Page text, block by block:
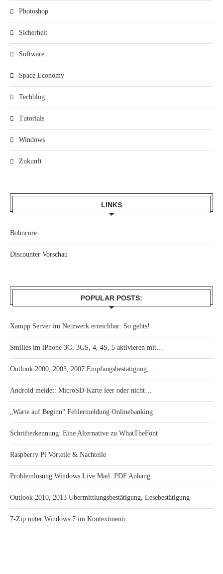
Photoshop
Sicherheit
Software
Space Economy
Techblog
Tutorials
Windows
Zukunft
LINKS
Bohncore
Discounter Vorschau
POPULAR POSTS:
Xampp Server im Netzwerk erreichbar: So gehts!
Smilies im iPhone 3G, 3GS, 4, 4S, 5 aktivieren mit…
Outlook 2000, 2003, 2007 Empfangsbestätigung,…
Android meldet: MicroSD-Karte leer oder nicht…
„Warte auf Beginn“ Fehlermeldung Onlinebanking
Schrifterkennung: Eine Alternative zu WhatTheFont
Raspberry Pi Vorteile & Nachteile
Problemlösung Windows Live Mail .PDF Anhang
Outlook 2010, 2013 Übermittlungsbestätigung, Lesebestätigung
7-Zip unter Windows 7 im Kontextmenü